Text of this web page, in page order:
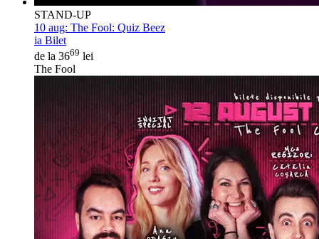
STAND-UP
10 aug: The Fool: Quiz Beez
ia Bilet
de la 3669 lei
The Fool